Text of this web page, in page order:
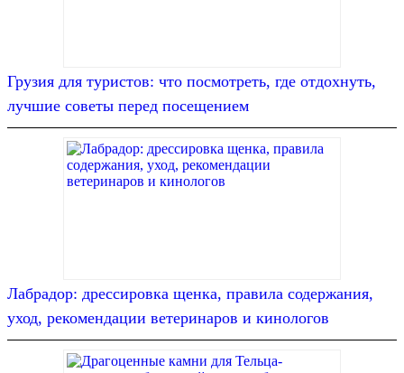
Грузия для туристов: что посмотреть, где отдохнуть,
лучшие советы перед посещением
Лабрадор: дрессировка щенка, правила содержания,
уход, рекомендации ветеринаров и кинологов